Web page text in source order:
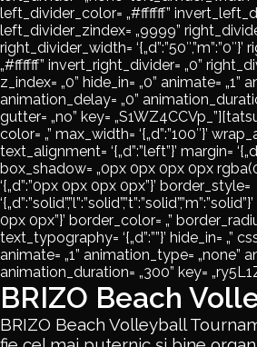
left_divider_color= „#ffffff”
left_divider_zindex= „9999”
right_divider_width=
„#ffffff” invert_right_divider= „0”
z_index= „0” hide_in= „0” animate= „1”
animation_delay= „0”
gutter= „no” key=
color= „” max_width= ‘{„d”:”100″}’
text_alignment= ‘{„d”:”left”}’ margin=
box_shadow= „0px 0px 0px 0px
‘{„d”:”0px 0px 0px 0px”}’ border_style=
0px 0px”}’ border_color= „”
text_typography= ‘{„d”:””}’ hide_in= „”
animate= „1” animation_type= „none”
animation_duration= „300” key=
BRIZO Beach
BRIZO Beach Volleyball